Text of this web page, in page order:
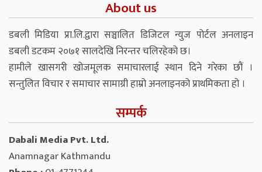
About us
डबली मिडिया प्रा.लि.द्वारा सञ्चालित डिजिटल न्युज पोर्टल अनलाइन
डबली डटकम २०७१ सालदेखि निरन्तर चलिरहेको छ।
हामीले खासगरी खोजमूलक समाचारलाई स्थान दिने गरेका छौं ।
सन्तुलित विचार र समाचार सामाग्री हाम्रो अनलाइनको प्राथमिकता हो ।
सम्पर्क
Dabali Media Pvt. Ltd.
Anamnagar Kathmandu